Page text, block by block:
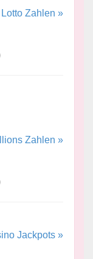
Lotto Zahlen »
Zahlen »
Jackpots »